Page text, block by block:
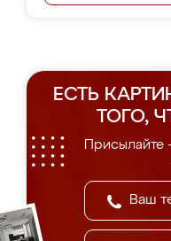
ЕСТЬ
ТОГО,